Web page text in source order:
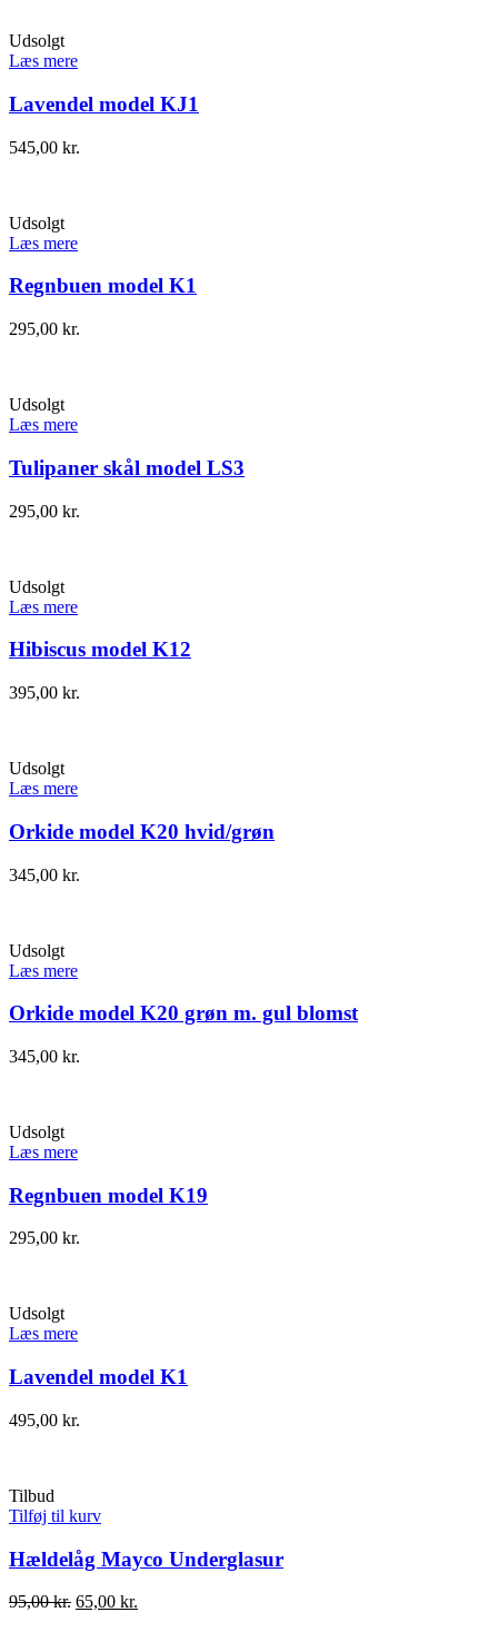
Udsolgt
Læs mere
Lavendel model KJ1
545,00 kr.
Udsolgt
Læs mere
Regnbuen model K1
295,00 kr.
Udsolgt
Læs mere
Tulipaner skål model LS3
295,00 kr.
Udsolgt
Læs mere
Hibiscus model K12
395,00 kr.
Udsolgt
Læs mere
Orkide model K20 hvid/grøn
345,00 kr.
Udsolgt
Læs mere
Orkide model K20 grøn m. gul blomst
345,00 kr.
Udsolgt
Læs mere
Regnbuen model K19
295,00 kr.
Udsolgt
Læs mere
Lavendel model K1
495,00 kr.
Tilbud
Tilføj til kurv
Hældelåg Mayco Underglasur
95,00kr. 65,00 kr.